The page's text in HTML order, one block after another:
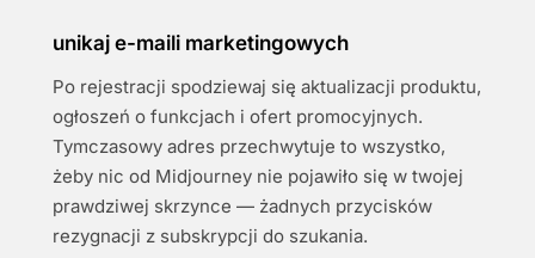
unikaj e-maili marketingowych
Po rejestracji spodziewaj się aktualizacji produktu,
ogłoszeń o funkcjach i ofert promocyjnych.
Tymczasowy adres przechwytuje to wszystko,
żeby nic od Midjourney nie pojawiło się w twojej
prawdziwej skrzynce — żadnych przycisków
rezygnacji z subskrypcji do szukania.